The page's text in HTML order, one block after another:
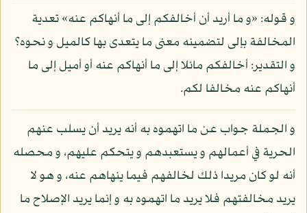
و قوله: «و ما أريد أن أخالفكم إلى ما أنهاكم عنه» تعدية
المخالفة بإلى لتضمينه معنى ما يتعدى بها كالميل و نحوه؟
و التقدير: أخالفكم مائلا إلى ما أنهاكم عنه أو أميل إلى ما
أنهاكم عنه مخالفا لكم.
و الجملة جواب عن ما اتهموه به أنه يريد أن يسلب عنهم
الحرية في أعمالهم و يستعبدهم و يتحكم عليهم، و محصله
أنه لو كان مريدا ذلك لخالفهم فيما ينهاهم عنه، و هو لا
يريد مخالفتهم فلا يريد ما اتهموه به و إنما يريد الإصلاح ما